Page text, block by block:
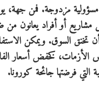
مزدوجة. فمن جهة،
أو أفراد يعانون من
السوق. ويمكن
كخفض أسعار
فرضتها جائحة كورونا.